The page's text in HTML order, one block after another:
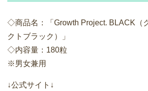
◇商品名：「Growth Project. BLACK（
クトブラック）」
◇内容量：180粒
※男女兼用
↓公式サイト↓